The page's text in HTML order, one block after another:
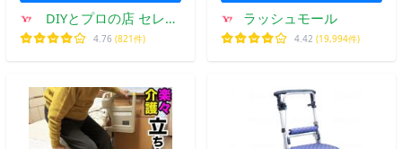
DIYとプロの店 セレク
トツール
4.76 (821件)
ラッシュモール
4.42 (19,994件)